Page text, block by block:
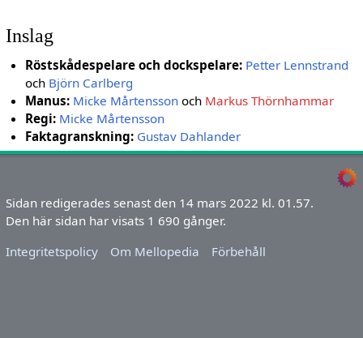
Inslag
Röstskådespelare och dockspelare: Petter Lennstrand
och Björn Carlberg
Manus: Micke Mårtensson och Markus Thörnhammar
Regi: Micke Mårtensson
Faktagranskning: Gustav Dahlander
Sidan redigerades senast den 14 mars 2022 kl. 01.57.
Den här sidan har visats 1 690 gånger.
Integritetspolicy
Om Mellopedia Förbehåll